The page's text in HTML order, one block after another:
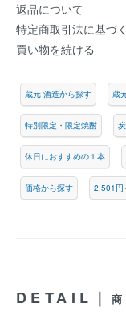
返品について
特定商取引法に基づ
買い物を続ける
蔵元 酒造から探す 蔵
特別限定・限定焼酎
休日におすすめの１本
価格から探す 2,501円
DETAIL｜